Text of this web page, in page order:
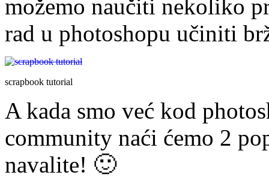
možemo naučiti nekoliko
rad u photoshopu učiniti
scrapbook tutorial
A kada smo već kod
community naći ćemo 2
navalite! 🙂